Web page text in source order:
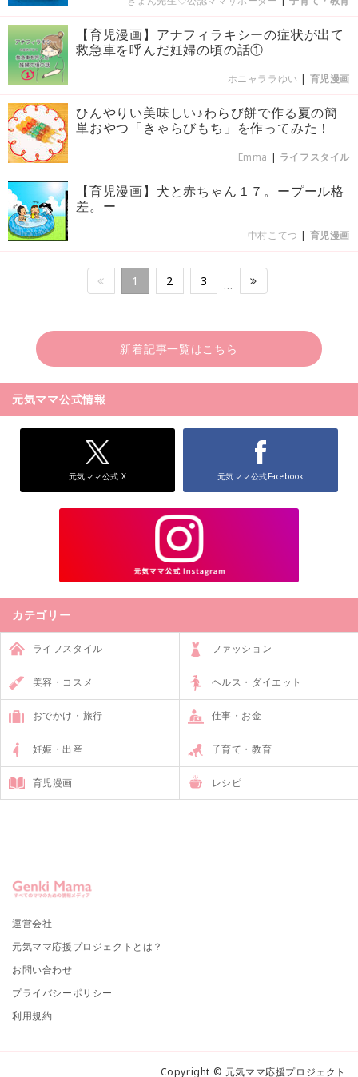
【育児漫画】アナフィラキシーの症状が出て
救急車を呼んだ妊婦の頃の話①
ホニャララゆい | 育児漫画
ひんやりい美味しい♪わらび餅で作る夏の簡
単おやつ「きゃらびもち」を作ってみた！
Emma | ライフスタイル
【育児漫画】犬と赤ちゃん１７。ープール格
差。ー
中村こてつ | 育児漫画
1 2 3 …
新着記事一覧はこちら
元気ママ公式情報
元気ママ公式 X 元気ママ公式Facebook
カテゴリー
ライフスタイル ファッション
美容・コスメ ヘルス・ダイエット
おでかけ・旅行 仕事・お金
妊娠・出産 子育て・教育
育児漫画 レシピ
運営会社
元気ママ応援プロジェクトとは？
お問い合わせ
プライバシーポリシー
利用規約
Copyright © 元気ママ応援プロジェクト